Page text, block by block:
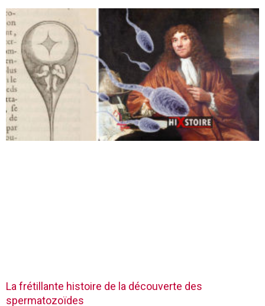
La frétillante histoire de la découverte des
spermatozoïdes